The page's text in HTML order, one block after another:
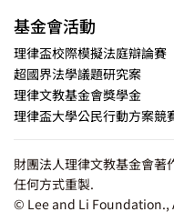
基金會活動
理律盃校際模擬法庭辯論賽
超國界法學議題研究案
理律文教基金會獎學金
理律盃大學公民行動方案競
財團法人理律文教基金會著
任何方式重製.
© Lee and Li Foundation.,